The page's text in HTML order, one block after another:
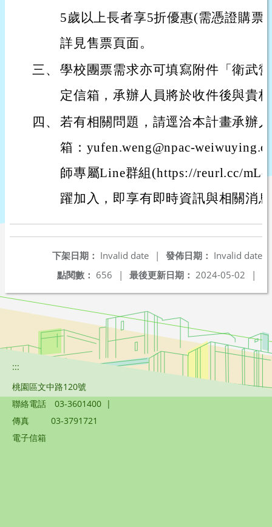
5歲以上長者享5折優惠(需憑證購票
詳見售票頁面。
三、 學校團票需求亦可填寫附件「衛武
定信箱，承辦人員將於收件後與貴
四、 若有相關問題，請逕洽本計畫承辦
箱：yufen.weng@npac-
師專屬Line群組(https://reurl.cc/
躍加入，即享有即時資訊與相關消
發佈日期： Invalid date
下架日期： Invalid date
|
最後更新日期： 2024-05-02 |
點閱數： 656 |
:::
桃園區文中路120號
聯絡電話
03-3601400 |
傳真
03-3791721
電子信箱